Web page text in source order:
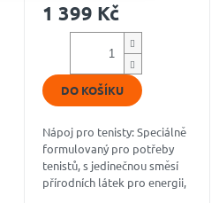
produktu
5
hvězdiček.
1 399 Kč
DO KOŠÍKU
Nápoj pro tenisty: Speciálně
formulovaný pro potřeby
tenistů, s jedinečnou směsí
přírodních látek pro energii,